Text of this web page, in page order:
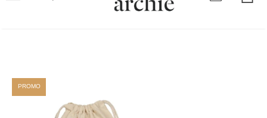
PROMO